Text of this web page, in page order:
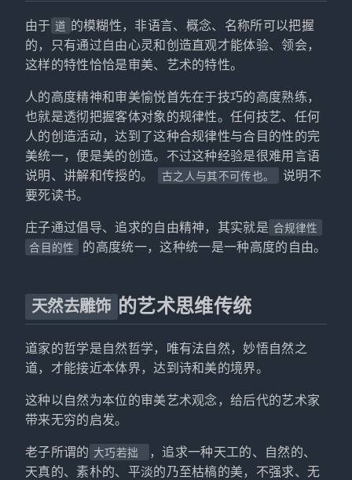
由于 道 的模糊性，非语言、概念、名称所可以把握
的，只有通过自由心灵和创造直观才能体验、领会，
这样的特性恰恰是审美、艺术的特性。
人的高度精神和审美愉悦首先在于技巧的高度熟练，
也就是透彻把握客体对象的规律性。任何技艺、任何
人的创造活动，达到了这种合规律性与合目的性的完
美统一，便是美的创造。不过这种经验是很难用言语
说明、讲解和传授的。
古之人与其不可传也。
说明不
要死读书。
庄子通过倡导、追求的自由精神，其实就是 合规律性
合目的性
的高度统一，这种统一是一种高度的自由。
天然去雕饰 的艺术思维传统
道家的哲学是自然哲学，唯有法自然，妙悟自然之
道，才能接近本体界，达到诗和美的境界。
这种以自然为本位的审美艺术观念，给后代的艺术家
带来无穷的启发。
老子所谓的 大巧若拙
，追求一种天工的、自然的、
天真的、素朴的、平淡的乃至枯槁的美，不强求、无